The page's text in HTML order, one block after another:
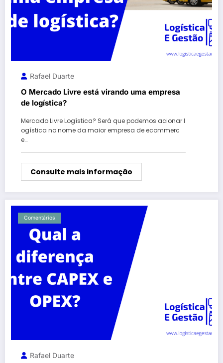
Rafael Duarte
O Mercado Livre está virando uma empresa
de logística?
Mercado Livre Logística? Será que podemos acionar l
ogística no nome da maior empresa de ecommerc
e…
Consulte mais informação
Comentários
Rafael Duarte